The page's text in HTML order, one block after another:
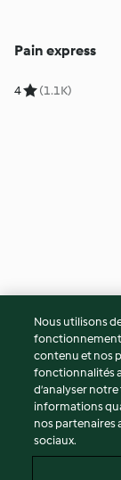
Pain express
4 (1.1K)
(1.5K)
© Copyright 2026
Conditions
Politique de
Nous utilisons
fonctionnement
contenu et nos
fonctionnalités
d’analyser
informations
nos partenaires
sociaux.